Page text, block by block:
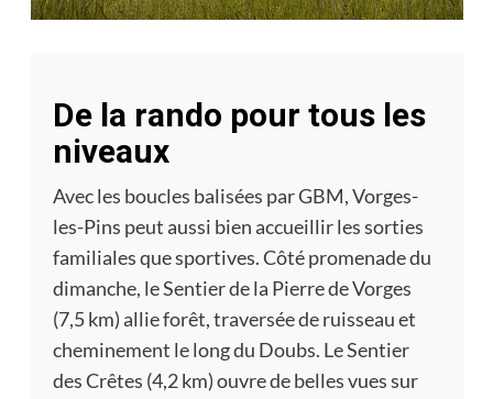
De la rando pour tous les
niveaux
Avec les boucles balisées par GBM, Vorges-
les-Pins peut aussi bien accueillir les sorties
familiales que sportives. Côté promenade du
dimanche, le Sentier de la Pierre de Vorges
(7,5 km) allie forêt, traversée de ruisseau et
cheminement le long du Doubs. Le Sentier
des Crêtes (4,2 km) ouvre de belles vues sur